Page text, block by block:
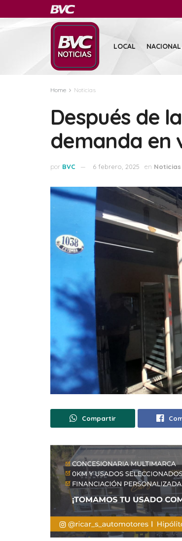
LOCAL NACIONAL
Home Noticias
Después de
demanda en
por BVC 6 febrero, 2025 en Noticias
Compartir